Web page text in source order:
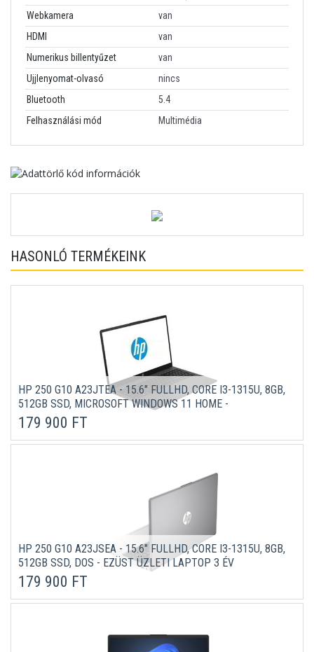
Webkamera
van
HDMI
van
Numerikus billentyűzet
van
Ujjlenyomat-olvasó
nincs
Bluetooth
5.4
Felhasználási mód
Multimédia
HASONLÓ TERMÉKEINK
HP 250 G10 A23JTEA - 15.6" FULLHD, CORE I3-1315U, 8GB,
512GB SSD, MICROSOFT WINDOWS 11 HOME -
SÖTÉTSZÜRKE ÜZLETI LAPTOP 3 ÉV GARANCIÁVAL
179 900 FT
HP 250 G10 A23JSEA - 15.6" FULLHD, CORE I3-1315U, 8GB,
512GB SSD, DOS - EZÜST ÜZLETI LAPTOP 3 ÉV
GARANCIÁVAL
179 900 FT